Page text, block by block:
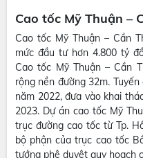
Cao tốc Mỹ Thuận –
Cao tốc Mỹ Thuận – Cần
mức đầu tư hơn 4.800 tỷ
Cao tốc Mỹ Thuận – Cần
rộng nền đường 32m.
năm 2022, đưa vào khai
2023. Dự án cao tốc Mỹ
trục đường cao tốc từ Tp.
bộ phận của trục cao tốc
tướng phê duyệt quy hoạch